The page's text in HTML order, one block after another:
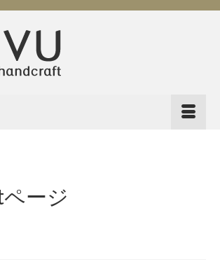
ージ